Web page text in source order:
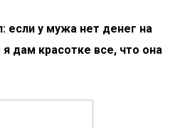
если у мужа нет денег на
дам красотке все, что она